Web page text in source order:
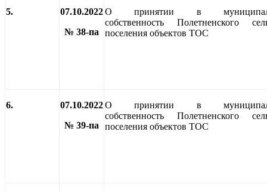
5.
07.10.2022
№ 38-па
О принятии в
собственность Полетненского
поселения объектов ТОС
6.
07.10.2022
№ 39-па
О принятии в
собственность Полетненского
поселения объектов ТОС